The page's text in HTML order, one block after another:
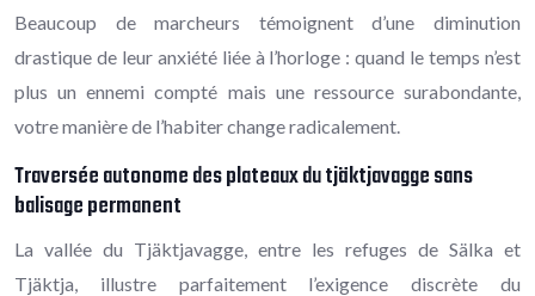
Beaucoup de marcheurs témoignent d’une diminution
drastique de leur anxiété liée à l’horloge : quand le temps n’est
plus un ennemi compté mais une ressource surabondante,
votre manière de l’habiter change radicalement.
Traversée autonome des plateaux du tjäktjavagge sans
balisage permanent
La vallée du Tjäktjavagge, entre les refuges de Sälka et
Tjäktja, illustre parfaitement l’exigence discrète du